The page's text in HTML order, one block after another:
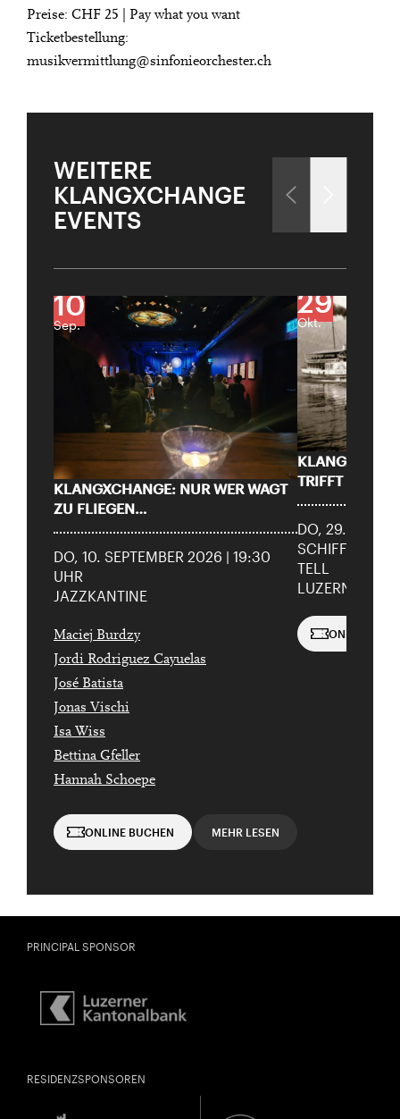
GESPRÄCH 3
Preise: CHF 25 | Pay what you want
Ticketbestellung:
musikvermittlung@sinfonieorchester.ch
WEITERE
KLANGXCHANGE
EVENTS
10
Sep.
KLANGXCHANGE: NUR WER WAGT
ZU FLIEGEN…
DO, 10. SEPTEMBER 2026 | 19:30
UHR
JAZZKANTINE
Maciej Burdzy
Jordi Rodriguez Cayuelas
José Batista
Jonas Vischi
Isa Wiss
Bettina Gfeller
Hannah Schoepe
ONLINE BUCHEN MEHR LESEN
29
Okt.
TRIFFT AUF
DO, 29.
TELL
LUZERN
ONLINE
City Lights
U28 bedeutet: Jahrgang 1998
PRINCIPAL SPONSOR
RESIDENZSPONSOREN